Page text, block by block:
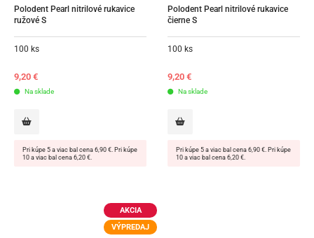
Polodent Pearl nitrilové rukavice
ružové S
100 ks
9,20 €
Na sklade
Pri kúpe 5 a viac bal cena 6,90 €. Pri kúpe
10 a viac bal cena 6,20 €.
Polodent Pearl nitrilové rukavice
čierne S
100 ks
9,20 €
Na sklade
Pri kúpe 5 a viac bal cena 6,90 €. Pri kúpe
10 a viac bal cena 6,20 €.
AKCIA
VÝPREDAJ